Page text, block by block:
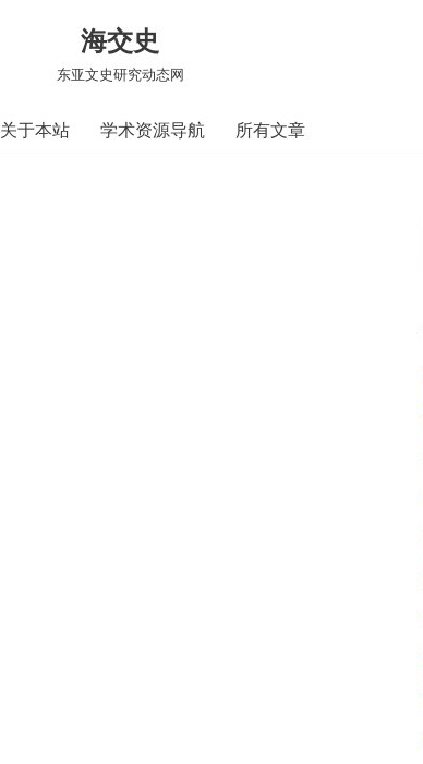
海交史
东亚文史研究动态网
关于本站 学术资源导航 所有文章